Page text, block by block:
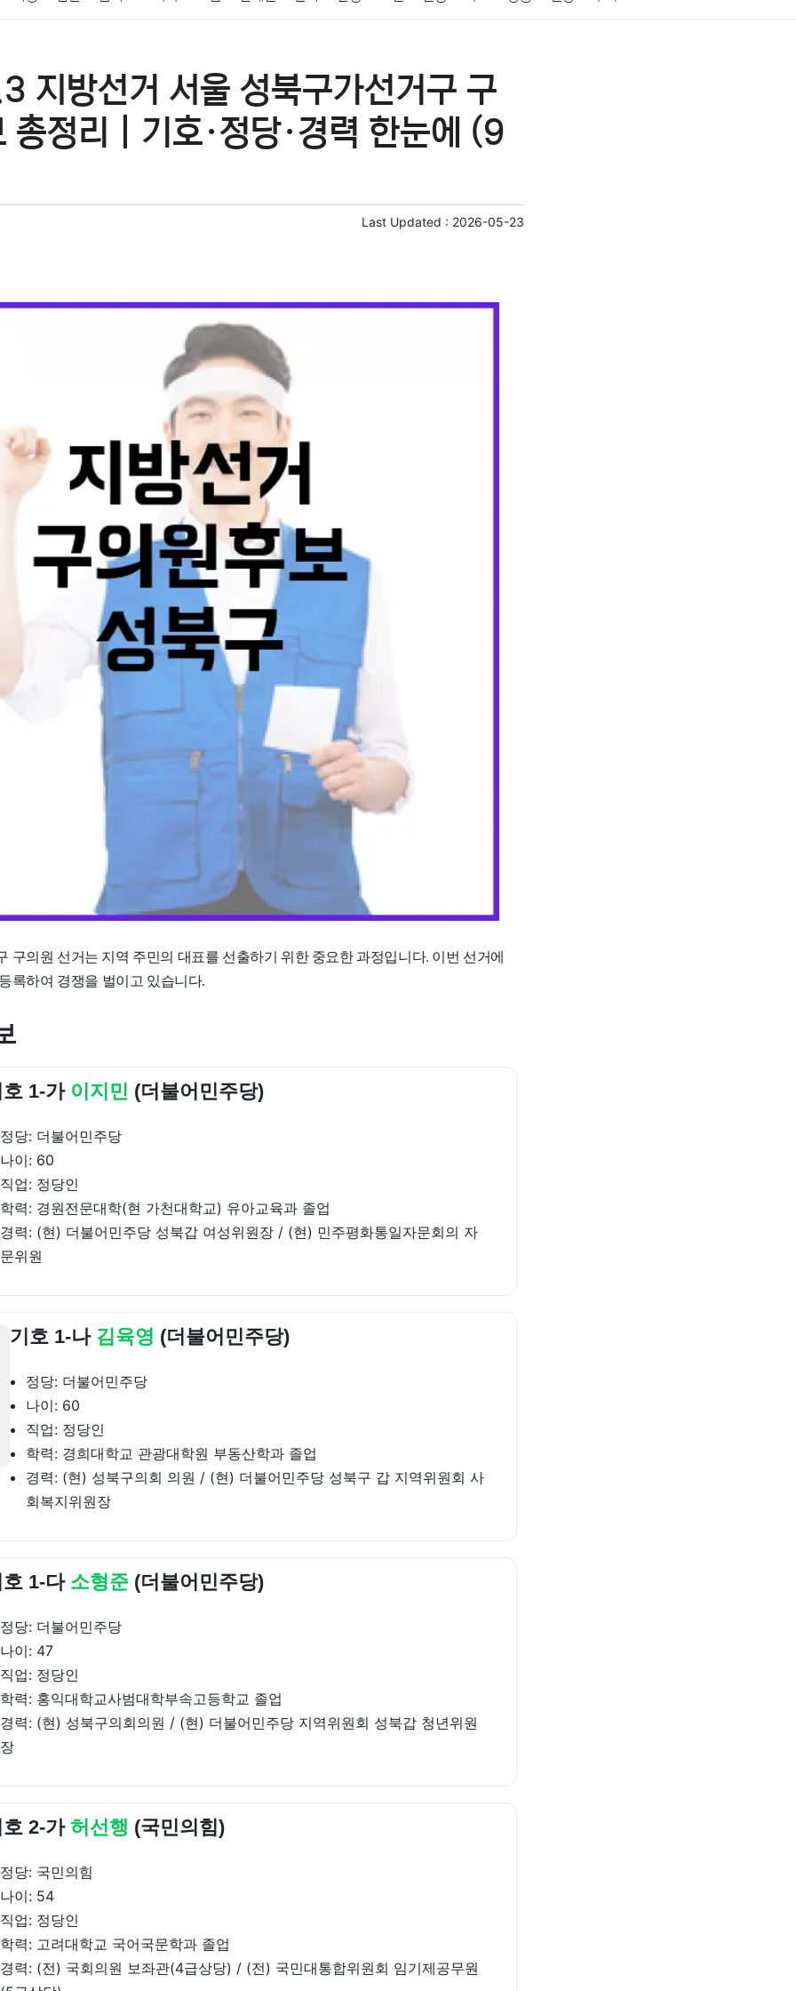
정치 건강 의료 의학 경제 마케팅 부동산 외국어 교육 교통 생활
방선거 서울 성북구가선거구 구
총정리｜기호·정당·경력 한눈에 (9
Last Updated : 2026-05-23
구의원 선거는 지역 주민의 대표를 선출하기 위한 중요한 과정입니다. 이번 선거에
록하여 경쟁을 벌이고 있습니다.
1-가 이지민 (더불어민주당)
정당: 더불어민주당
나이: 60
직업: 정당인
학력: 경원전문대학(현 가천대학교) 유아교육과 졸업
경력: (현) 더불어민주당 성북갑 여성위원장 / (현) 민주평화통일자문회의 자
문위원
기호 1-나 김육영 (더불어민주당)
정당: 더불어민주당
나이: 60
직업: 정당인
학력: 경희대학교 관광대학원 부동산학과 졸업
경력: (현) 성북구의회 의원 / (현) 더불어민주당 성북구 갑 지역위원회 사
회복지위원장
1-다 소형준 (더불어민주당)
정당: 더불어민주당
나이: 47
직업: 정당인
학력: 홍익대학교사범대학부속고등학교 졸업
경력: (현) 성북구의회의원 / (현) 더불어민주당 지역위원회 성북갑 청년위원
장
2-가 허선행 (국민의힘)
정당: 국민의힘
나이: 54
직업: 정당인
학력: 고려대학교 국어국문학과 졸업
경력: (전) 국회의원 보좌관(4급상당) / (전) 국민대통합위원회 임기제공무원